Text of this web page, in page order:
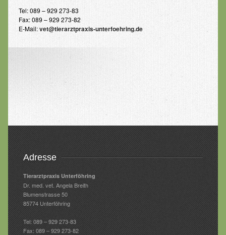
Kontakt
Tel: 089 – 929 273-83
Fax: 089 – 929 273-82
E-Mail:vet@tierarztpraxis-unterfoehring.de
Adresse
Tierarztpraxis Unterföhring
Dr. med. vet. Angela Breith
Blumenstrasse 50
85774 Unterföhring
Tel: 089 – 929 273-83
Fax: 089 – 929 273-82